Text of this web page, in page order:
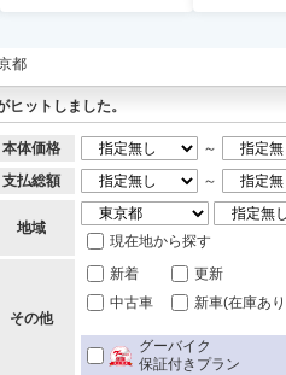
都
ヒットしました。
本体価格 ～
支払総額
～
地域
現在地から探す
その他
新着 更新
中古車
新車(在庫あ
グーバイク
保証付きプラン